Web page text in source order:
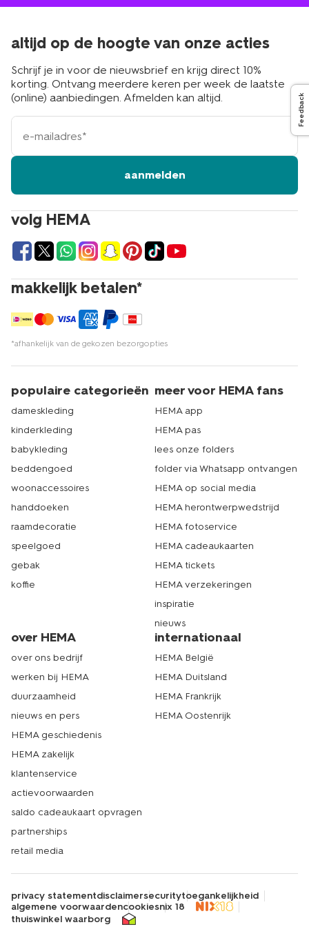
volg HEMA
makkelijk betalen*
*afhankelijk van de gekozen bezorgopties
altijd op de hoogte van onze acties
Schrijf je in voor de nieuwsbrief en krijg direct 10%
korting. Ontvang meerdere keren per week de laatste
(online) aanbiedingen. Afmelden kan altijd.
e-
mailadres
aanmelden
populaire categorieën
dameskleding
kinderkleding
babykleding
beddengoed
woonaccessoires
handdoeken
raamdecoratie
speelgoed
gebak
koffie
meer voor HEMA fans
HEMA app
HEMA pas
lees onze folders
folder via Whatsapp ontvangen
HEMA op social media
HEMA herontwerpwedstrijd
HEMA fotoservice
HEMA cadeaukaarten
HEMA tickets
HEMA verzekeringen
inspiratie
nieuws
over HEMA
over ons bedrijf
werken bij HEMA
duurzaamheid
nieuws en pers
HEMA geschiedenis
HEMA zakelijk
klantenservice
actievoorwaarden
saldo cadeaukaart opvragen
partnerships
retail media
internationaal
HEMA België
HEMA Duitsland
HEMA Frankrijk
HEMA Oostenrijk
privacy statementdisclaimersecuritytoegankelijkheid
algemene voorwaardencookiesnix 18
thuiswinkel waarborg
Feedback